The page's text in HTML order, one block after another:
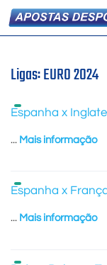
Ligas:EURO 2024
Espanha x
... Mais informação
Espanha x
... Mais informação